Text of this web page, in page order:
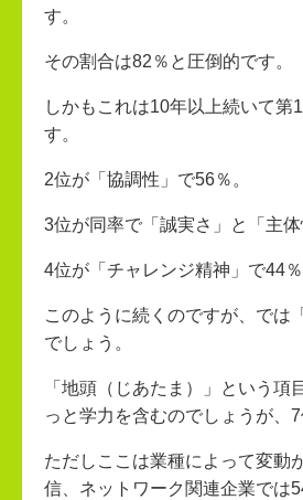
す。
その割合は82％と圧倒的です。
しかもこれは10年以上続いて第
す。
2位が「協調性」で56％。
3位が同率で「誠実さ」と「主体
4位が「チャレンジ精神」で44％
このように続くのですが、では
でしょう。
「地頭（じあたま）」という項
っと学力を含むのでしょうが、7
ただしここは業種によって変動
信、ネットワーク関連企業では